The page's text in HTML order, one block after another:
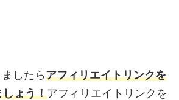
したらアフィリエイトリンクを
しょう！アフィリエイトリンクを